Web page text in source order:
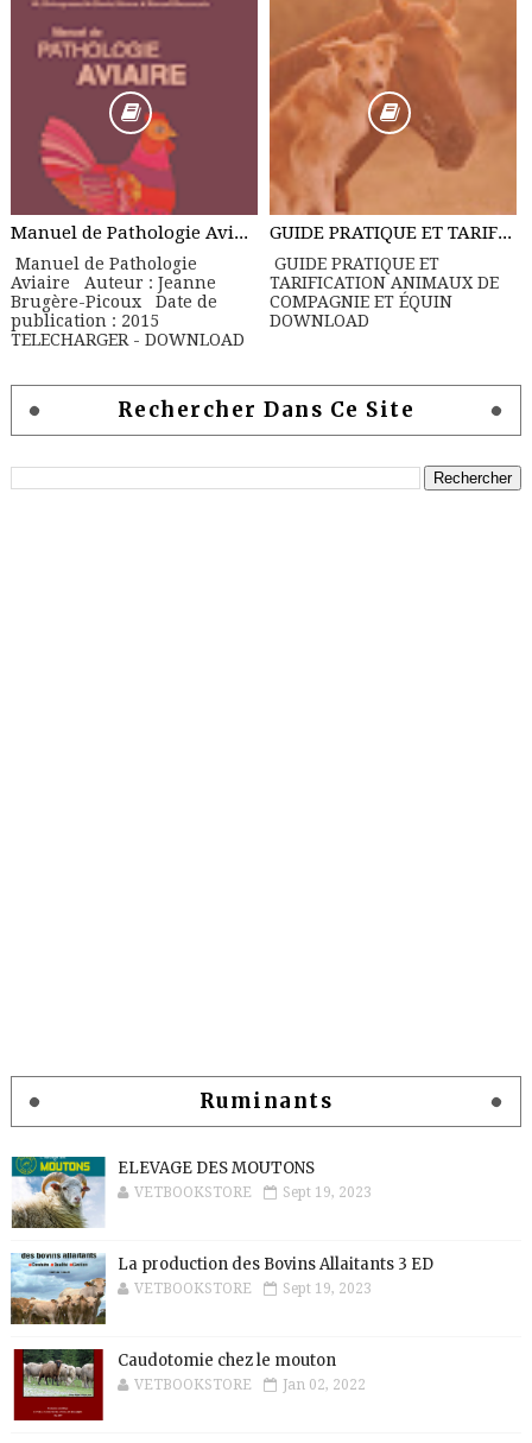
Manuel de Pathologie Aviaire
Manuel de Pathologie
Aviaire Auteur : Jeanne
Brugère-Picoux Date de
publication : 2015
TELECHARGER - DOWNLOAD
GUIDE PRATIQUE ET TARIFICATION ANIMAUX DE COMPAGNIE ET ÉQUIN
GUIDE PRATIQUE ET
TARIFICATION ANIMAUX DE
COMPAGNIE ET ÉQUIN
DOWNLOAD
Rechercher Dans Ce Site
Ruminants
ELEVAGE DES MOUTONS
VETBOOKSTORE Sept 19, 2023
La production des Bovins Allaitants 3 ED
VETBOOKSTORE Sept 19, 2023
Caudotomie chez le mouton
VETBOOKSTORE Jan 02, 2022